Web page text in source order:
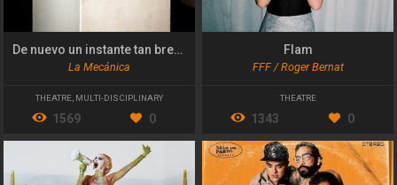
De nuevo un instante tan breve
La Mecánica
THEATRE MULTI-DISCIPLINARY
1569 0
Flam
FFF / Roger Bernat
THEATRE
1343 0